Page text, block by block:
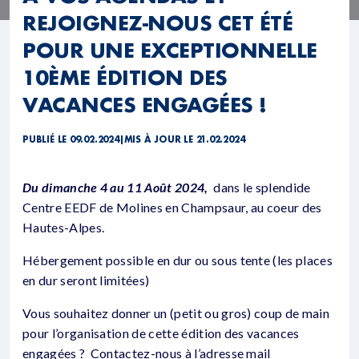
REJOIGNEZ-NOUS CET ÉTÉ
POUR UNE EXCEPTIONNELLE
10ÈME ÉDITION DES
VACANCES ENGAGÉES !
PUBLIÉ LE 09.02.2024| MIS À JOUR LE 21.02.2024
Du dimanche 4 au 11 Août 2024, dans le splendide
Centre EEDF de Molines en Champsaur, au coeur des
Hautes-Alpes.
Hébergement possible en dur ou sous tente (les places
en dur seront limitées)
Vous souhaitez donner un (petit ou gros) coup de main
pour l’organisation de cette édition des vacances
engagées ? Contactez-nous à l’adresse mail